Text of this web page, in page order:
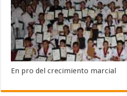
En pro del crecimiento marcial